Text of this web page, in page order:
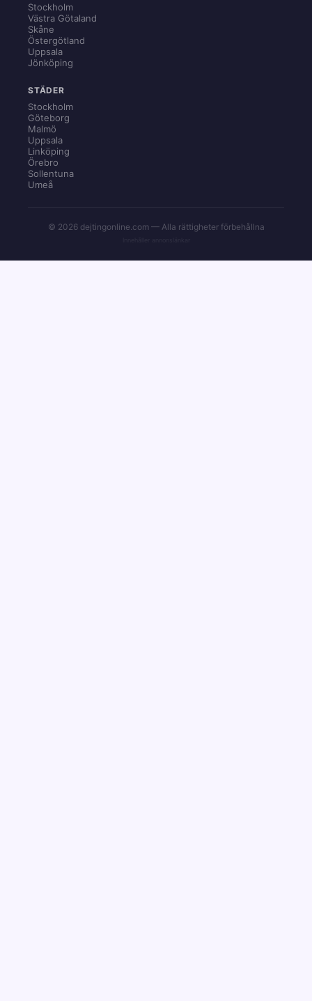
Stockholm
Västra Götaland
Skåne
Östergötland
Uppsala
Jönköping
STÄDER
Stockholm
Göteborg
Malmö
Uppsala
Linköping
Örebro
Sollentuna
Umeå
© 2026 dejtingonline.com — Alla rättigheter förbehållna